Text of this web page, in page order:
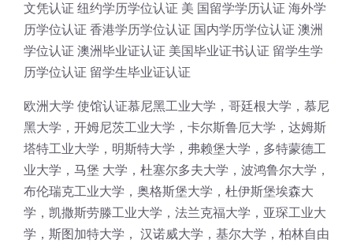
文凭认证 纽约学历学位认证 美 国留学学历认证 海外学
历学位认证 香港学历学位认证 国内学历学位认证 澳洲
学位认证 澳洲毕业证认证 美国毕业证书认证 留学生学
历学位认证 留学生毕业证认证
欧洲大学 使馆认证慕尼黑工业大学，哥廷根大学，慕尼
黑大学，开姆尼茨工业大学，卡尔斯鲁厄大学，达姆斯
塔特工业大学，明斯特大学，弗赖堡大学，多特蒙德工
业大学，马堡 大学，杜塞尔多夫大学，波鸿鲁尔大学，
布伦瑞克工业大学，奥格斯堡大学，杜伊斯堡埃森大
学，凯撒斯劳滕工业大学，法兰克福大学，亚琛工业大
学，斯图加特大学， 汉诺威大学，基尔大学，柏林自由